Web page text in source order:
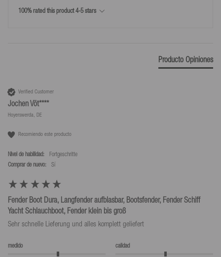
100% rated this product 4-5 stars
Producto Opiniones
Verified Customer
Jochen Vöt****
Hoyerswerda, DE
Recomiendo este producto
Nivel de habilidad:
Fortgeschritte
Comprar de nuevo:
sí
Fender Boot Dura, Langfender aufblasbar, Bootsfender, Fender Schiff
Yacht Schlauchboot, Fender klein bis groß
Sehr schnelle Lieferung und alles komplett geliefert
medido calidad